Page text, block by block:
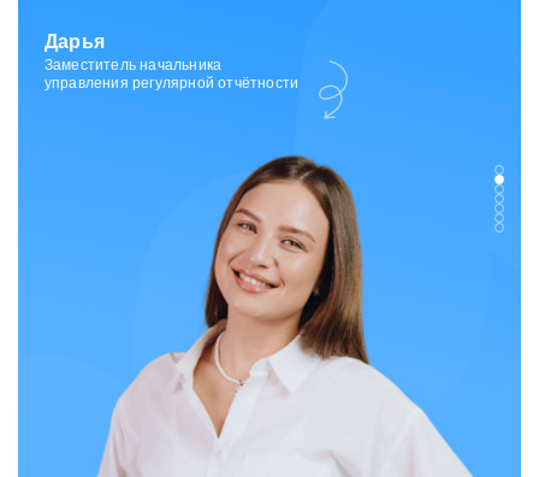
Дарья
Заместитель начальника
управления регулярной отчётности